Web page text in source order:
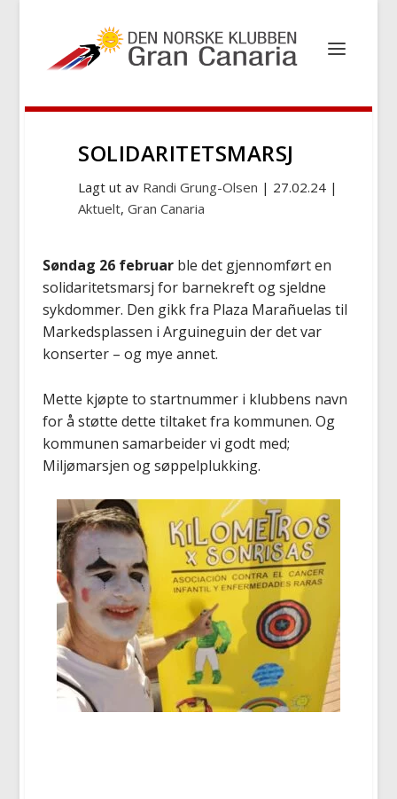
SOLIDARITETSMARSJ
Lagt ut av Randi Grung-Olsen | 27.02.24 |
Aktuelt,Gran Canaria
Søndag 26 februar ble det gjennomført en
solidaritetsmarsj for barnekreft og sjeldne
sykdommer. Den gikk fra Plaza Marañuelas til
Markedsplassen i Arguineguin der det var
konserter – og mye annet.
Mette kjøpte to startnummer i klubbens navn
for å støtte dette tiltaket fra kommunen. Og
kommunen samarbeider vi godt med;
Miljømarsjen og søppelplukking.